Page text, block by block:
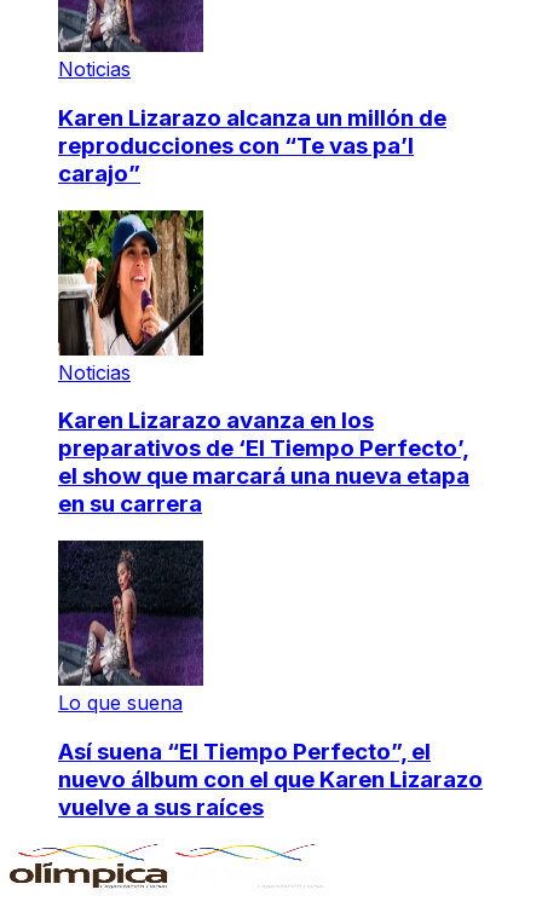
Noticias
Karen Lizarazo alcanza un millón de
reproducciones con “Te vas pa’l
carajo”
Noticias
Karen Lizarazo avanza en los
preparativos de ‘El Tiempo Perfecto’,
el show que marcará una nueva etapa
en su carrera
Lo que suena
Así suena “El Tiempo Perfecto”, el
nuevo álbum con el que Karen Lizarazo
vuelve a sus raíces